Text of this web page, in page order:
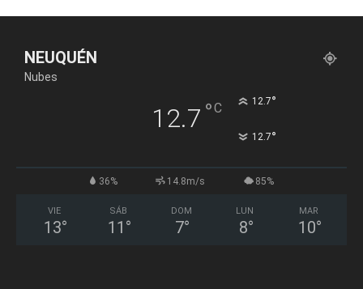
NEUQUÉN
Nubes
12.7 °C 12.7°
12.7°
36% 14.8m/s 85%
VIE
13°
SÁB
11 °
DOM
7°
LUN
8°
MAR
10°